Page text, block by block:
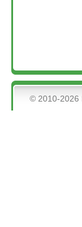
&bsps;
© 2010-2026